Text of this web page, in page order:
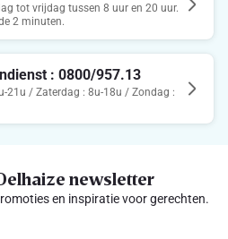
tot vrijdag tussen 8 uur en 20 uur.
2 minuten.
: 0800/957.13
21u / Zaterdag : 8u-18u / Zondag :
newsletter
en inspiratie voor gerechten.